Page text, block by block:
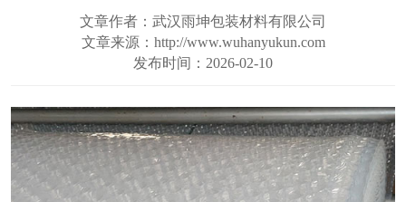
文章作者：武汉雨坤包装材料有限公司
文章来源：http://www.wuhanyukun.com
发布时间：2026-02-10